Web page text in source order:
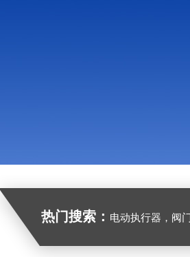
热门搜索： 电动执行器，阀门电动装置，